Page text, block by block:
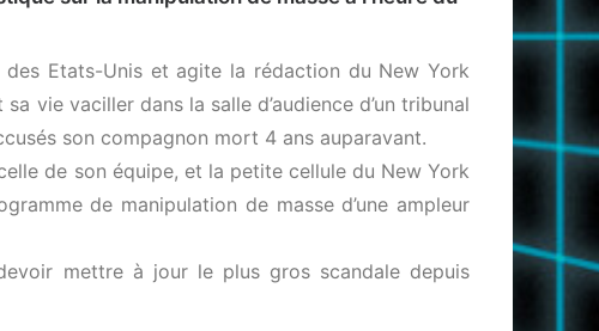
des Etats-Unis et agite la rédaction du New York
vie vaciller dans la salle d’audience d’un tribunal
son compagnon mort 4 ans auparavant.
de son équipe, et la petite cellule du New York
de manipulation de masse d’une ampleur
mettre à jour le plus gros scandale depuis